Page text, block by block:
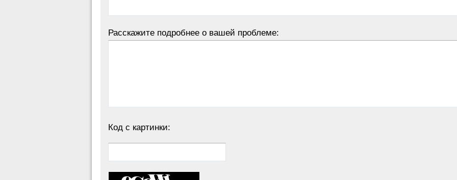
Расскажите подробнее о вашей проблеме:
Код с картинки: